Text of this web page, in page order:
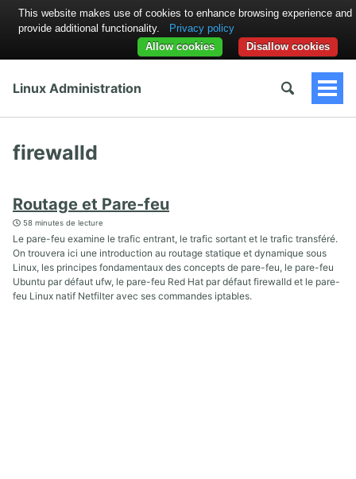
Linux Administration
firewalld
Routage et Pare-feu
58 minutes de lecture
Le pare-feu examine le trafic entrant, le trafic sortant et le trafic transféré.
On trouvera ici une introduction au routage statique et dynamique sous
Linux, les principes fondamentaux des concepts de pare-feu, le pare-feu
Ubuntu par défaut ufw, le pare-feu Red Hat par défaut firewalld et le pare-
feu Linux natif Netfilter avec ses commandes iptables.
This website makes use of cookies to enhance browsing experience and
provide additional functionality.
Privacy policy
Disallow cookies
Allow cookies